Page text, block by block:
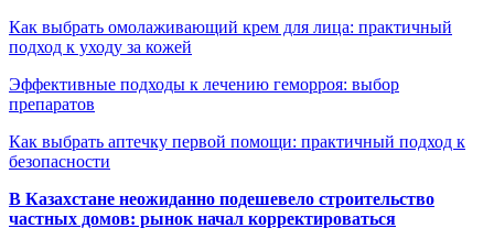
Как выбрать омолаживающий крем для лица: практичный
подход к уходу за кожей
Эффективные подходы к лечению геморроя: выбор
препаратов
Как выбрать аптечку первой помощи: практичный подход к
безопасности
В Казахстане неожиданно подешевело строительство
частных домов: рынок начал корректироваться